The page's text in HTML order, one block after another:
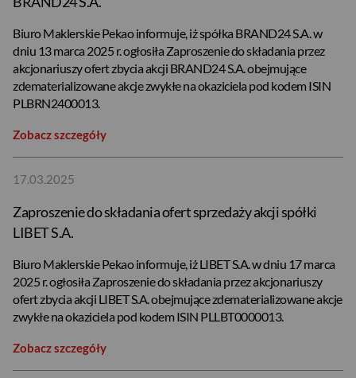
Biuro Maklerskie Pekao informuje, iż spółka BRAND24 S.A. w
dniu 13 marca 2025 r. ogłosiła Zaproszenie do składania przez
akcjonariuszy ofert zbycia akcji BRAND24 S.A. obejmujące
zdematerializowane akcje zwykłe na okaziciela pod kodem ISIN
PLBRN2400013.
Zobacz szczegóły
17.03.2025
Zaproszenie do składania ofert sprzedaży akcji spółki
LIBET S.A.
Biuro Maklerskie Pekao informuje, iż LIBET S.A. w dniu 17 marca
2025 r. ogłosiła Zaproszenie do składania przez akcjonariuszy
ofert zbycia akcji LIBET S.A. obejmujące zdematerializowane akcje
zwykłe na okaziciela pod kodem ISIN PLLBT0000013.
Zobacz szczegóły